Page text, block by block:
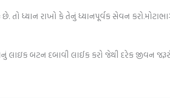
તો ધ્યાન રાખો કે તેનું ધ્યાનપૂર્વક સેવન
બટન દબાવી લાઈક કરો જેથી દરેક જીવન